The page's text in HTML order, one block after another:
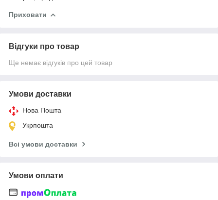
Приховати
Відгуки про товар
Ще немає відгуків про цей товар
Умови доставки
Нова Пошта
Укрпошта
Всі умови доставки
Умови оплати